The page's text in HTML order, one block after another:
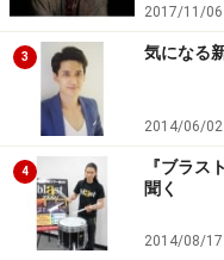
た秘書ではなく、こう
たいと思いました。も
代のワーキングウー
いますが、ウォーバ
持っていただけるよ
「新鮮」とおっしゃ
す。ウォーバックス
対しては「優しく」
2017/11/06
3 気になる
2014/06/02
4
『ブラス
聞く
2014/08/17